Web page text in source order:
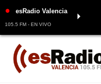
Skip
content
● esRadio Valencia
105.5 FM - EN VIVO
⏵